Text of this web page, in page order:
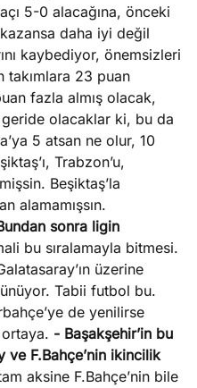
5-0 alacağına, önceki
kazansa daha iyi değil
kaybediyor, önemsizleri
takımlara 23 puan
fazla almış olacak,
olacaklar ki, bu da
5 atsan ne olur, 10
Trabzon’u,
Beşiktaş’la
alamamışsın.
sonra ligin
bu sıralamayla bitmesi.
üzerine
Tabii futbol bu.
de yenilirse
- Başakşehir’in bu
F.Bahçe’nin ikincilik
aksine F.Bahçe’nin bile